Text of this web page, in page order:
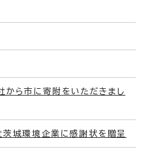
ら市に寄附をいただきまし
城環境企業に感謝状を贈呈